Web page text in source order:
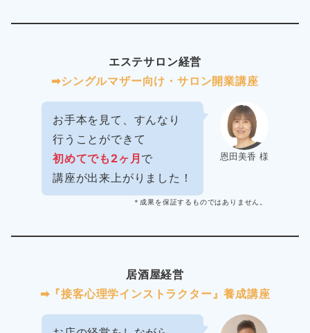
エステサロン経営
➡︎シングルマザー向け・サロン開業講座
恩田美香 様
お手本を見て、すんなり
行うことができて
初めてでも2ヶ月 で
講座が出来上がりました！
＊成果を保証するものではありません。
居酒屋経営
➡︎『接客心理学インストラクター』養成講座